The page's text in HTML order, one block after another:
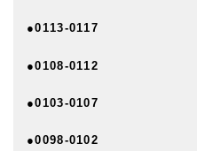
●0113-0117
●0108-0112
●0103-0107
●0098-0102